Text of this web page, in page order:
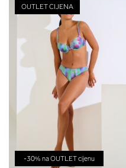
OUTLET CIJENA
-30% na OUTLET cijenu